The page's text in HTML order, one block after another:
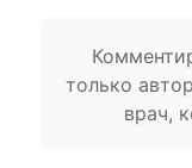
только
врач,